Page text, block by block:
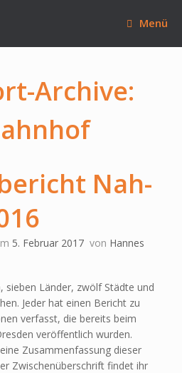
Menü
Archive:
Nah-
5. Februar 2017 von Hannes
sieben Länder, zwölf Städte und
Jeder hat einen Bericht zu
verfasst, die bereits beim
veröffentlich wurden.
Zusammenfassung dieser
Zwischenüberschrift findet ihr